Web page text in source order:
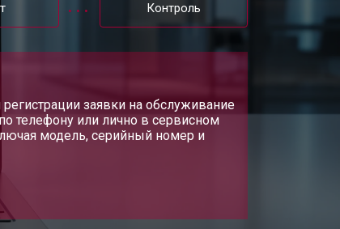
₽ Заказать
₽
₽
Контроль
заявки на обслуживание
телефону или лично в сервисном
модель, серийный номер и